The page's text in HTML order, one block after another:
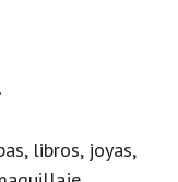
libros, joyas,